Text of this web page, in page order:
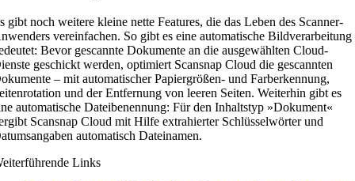
gibt noch weitere kleine nette Features, die das Leben des Scanner-
vereinfachen. So gibt es eine automatische Bildverarbeitung
Bevor gescannte Dokumente an die ausgewählten Cloud-
geschickt werden, optimiert Scansnap Cloud die gescannten
– mit automatischer Papiergrößen- und Farberkennung,
und der Entfernung von leeren Seiten. Weiterhin gibt es
automatische Dateibenennung: Für den Inhaltstyp »Dokument«
Scansnap Cloud mit Hilfe extrahierter Schlüsselwörter und
automatisch Dateinamen.
Links